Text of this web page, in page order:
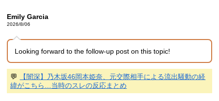
Emily Garcia
2026/8/06
Looking forward to the follow-up post on this topic!
💬
【闇深】乃木坂46岡本姫奈、元交際相手による流出騒動の経
緯がこちら…当時のスレの反応まとめ